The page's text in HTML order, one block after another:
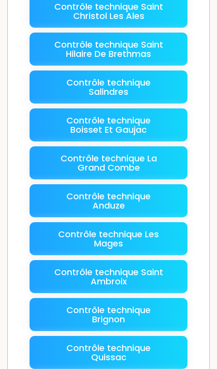
Contrôle technique Saint
Christol Les Ales
Contrôle technique Saint
Hilaire De Brethmas
Contrôle technique
Salindres
Contrôle technique
Boisset Et Gaujac
Contrôle technique La
Grand Combe
Contrôle technique
Anduze
Contrôle technique Les
Mages
Contrôle technique Saint
Ambroix
Contrôle technique
Brignon
Contrôle technique
Quissac